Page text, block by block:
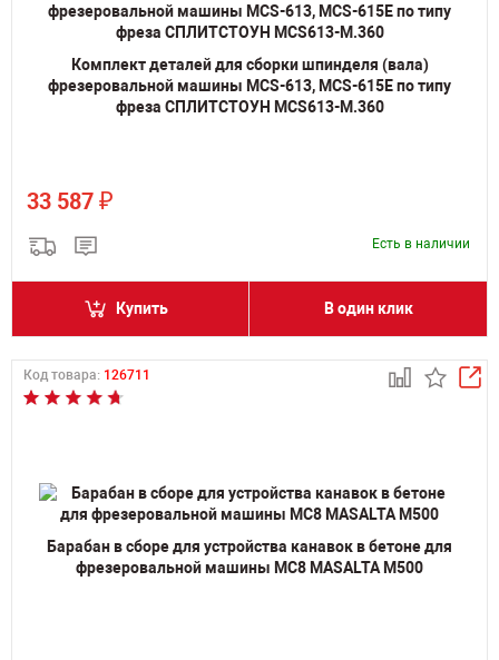
Комплект деталей для сборки шпинделя (вала)
фрезеровальной машины MCS-613, MCS-615E по типу
фреза СПЛИТСТОУН MCS613-M.360
33 587 ₽
Есть в наличии
Купить В один клик
Код товара: 126711
Барабан в сборе для устройства канавок в бетоне для
фрезеровальной машины MC8 MASALTA M500